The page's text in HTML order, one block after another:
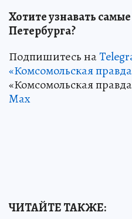
Хотите узнавать
Петербурга?
Подпишитесь на
«Комсомольская
«Комсомольская
Max
ЧИТАЙТЕ ТАКЖЕ: